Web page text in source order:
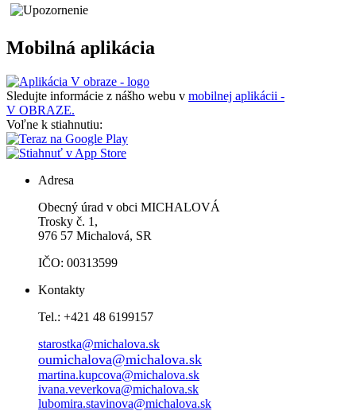
Mobilná aplikácia
Sledujte informácie z nášho webu v mobilnej aplikácii -
V OBRAZE.
Voľne k stiahnutiu:
Adresa
Obecný úrad v obci MICHALOVÁ
Trosky č. 1,
976 57 Michalová, SR
IČO: 00313599
Kontakty
Tel.: +421 48 6199157
starostka@michalova.sk
oumichalova@michalova.sk
martina.kupcova@michalova.sk
ivana.veverkova@michalova.sk
lubomira.stavinova@michalova.sk